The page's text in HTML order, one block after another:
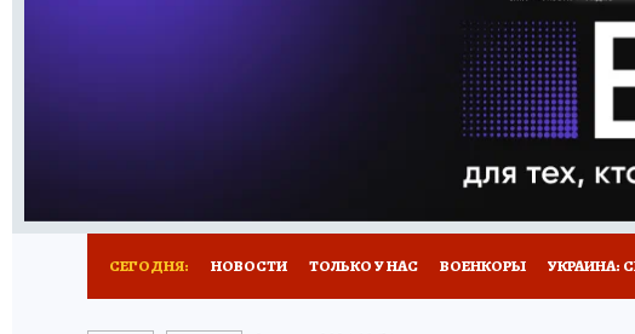
ТЕЛЕВИЗОР
НОВОЕ НА САЙТЕ
СЕГОДНЯ: НОВОСТИ ТОЛЬКО У НАС ВОЕНКОРЫ УКРАИНА: